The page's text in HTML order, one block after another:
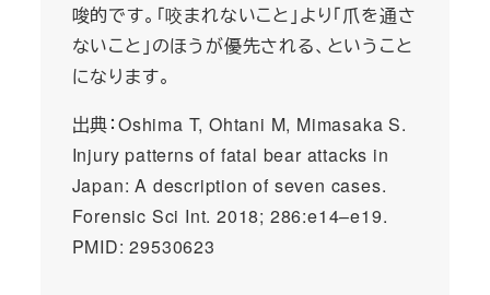
唆的です。「咬まれないこと」より「爪を通さ
ないこと」のほうが優先される、ということ
になります。
出典：Oshima T, Ohtani M, Mimasaka S.
Injury patterns of fatal bear attacks in
Japan: A description of seven cases.
Forensic Sci Int. 2018; 286:e14–e19.
PMID: 29530623